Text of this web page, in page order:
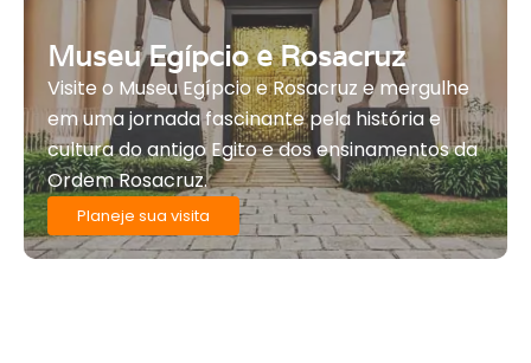
Museu Egípcio e Rosacruz
Visite o Museu Egípcio e Rosacruz e mergulhe
em uma jornada fascinante pela história e
cultura do antigo Egito e dos ensinamentos da
Ordem Rosacruz.
Planeje sua visita